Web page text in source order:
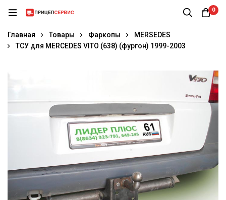
0
Главная Товары Фаркопы
MERSEDES
ТСУ для MERCEDES VITO (638) (фургон) 1999-2003